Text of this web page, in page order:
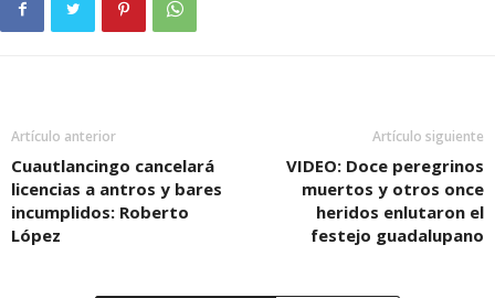
Artículo anterior
Cuautlancingo cancelará
licencias a antros y bares
incumplidos: Roberto
López
Artículo siguiente
VIDEO: Doce peregrinos
muertos y otros once
heridos enlutaron el
festejo guadalupano